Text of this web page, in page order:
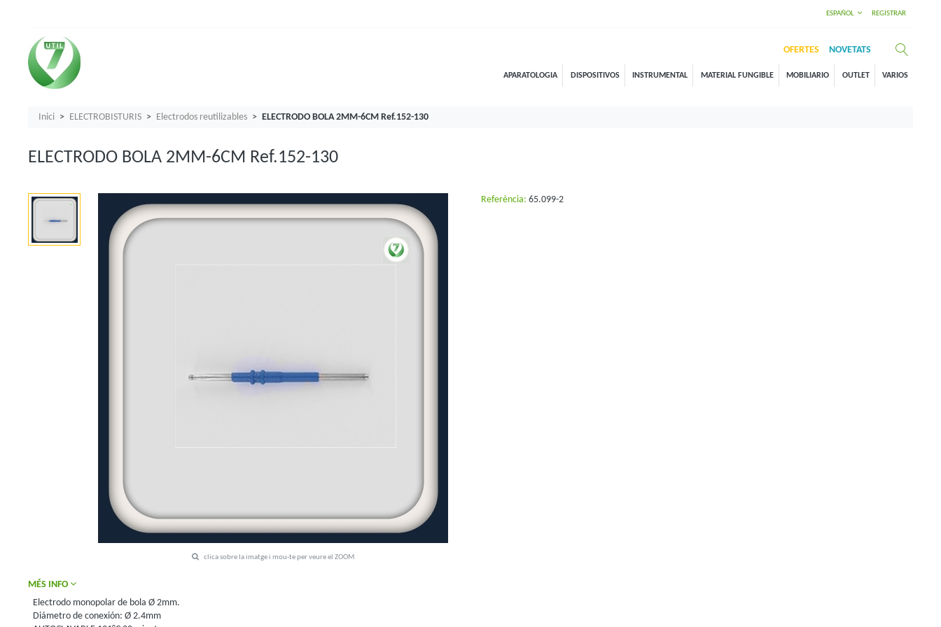
ESPAÑOL REGISTRAR
OFERTES NOVETATS
APARATOLOGIA DISPOSITIVOS INSTRUMENTAL MATERIAL FUNGIBLE MOBILIARIO OUTLET VARIOS
Inici ELECTROBISTURIS Electrodos reutilizables ELECTRODO BOLA 2MM-6CM Ref.152-130
ELECTRODO BOLA 2MM-6CM Ref.152-130
clica sobre la imatge i mou-te per veure el ZOOM
Referència: 65.099-2
MÉS INFO
Electrodo monopolar de bola Ø 2mm.
Diámetro de conexión: Ø 2.4mm